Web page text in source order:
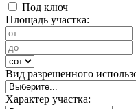
Под ключ
Площадь участка:
Вид разрешенного
Характер участка: